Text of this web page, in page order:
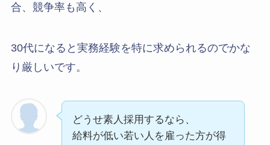
合、競争率も高く、
30代になると実務経験を特に求められるのでかな
り厳しいです。
どうせ素人採用するなら、
給料が低い若い人を雇った方が得